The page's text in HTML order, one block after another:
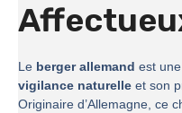
Le berger allemand est
vigilance naturelle et son
Originaire d’Allemagne, ce